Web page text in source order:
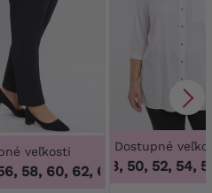
,46, 48, 50, 52, 54, 56, 58,
veľkosti
58, 60, 62, 64 ,50, 52, 54,
Dostupné
46, 48, 50, 52, 54,